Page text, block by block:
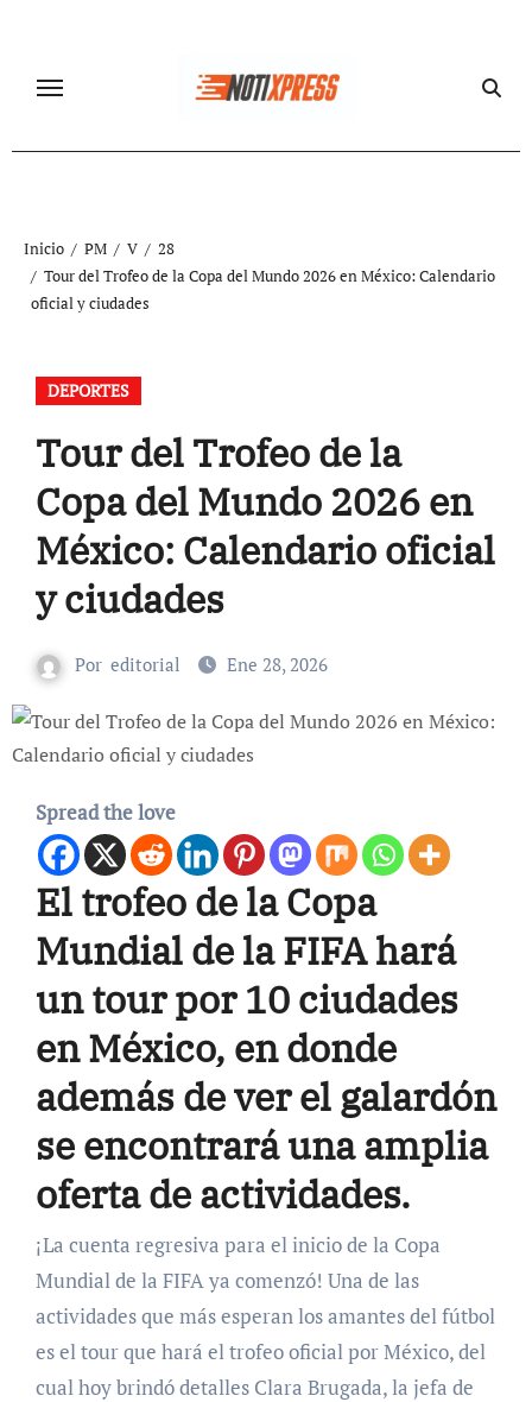
contenido
Inicio PM V
28
Tour del Trofeo de la Copa del Mundo 2026 en México: Calendario
oficial y ciudades
DEPORTES
Tour del Trofeo de la
Copa del Mundo 2026 en
México: Calendario oficial
y ciudades
Por editorial Ene 28, 2026
Spread the love
El trofeo de la Copa
Mundial de la FIFA hará
un tour por 10 ciudades
en México, en donde
además de ver el galardón
se encontrará una amplia
oferta de actividades.
¡La cuenta regresiva para el inicio de la Copa
Mundial de la FIFA ya comenzó! Una de las
actividades que más esperan los amantes del fútbol
es el tour que hará el trofeo oficial por México, del
cual hoy brindó detalles Clara Brugada, la jefa de